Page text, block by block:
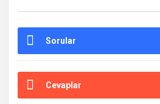
Sorular
Cevaplar